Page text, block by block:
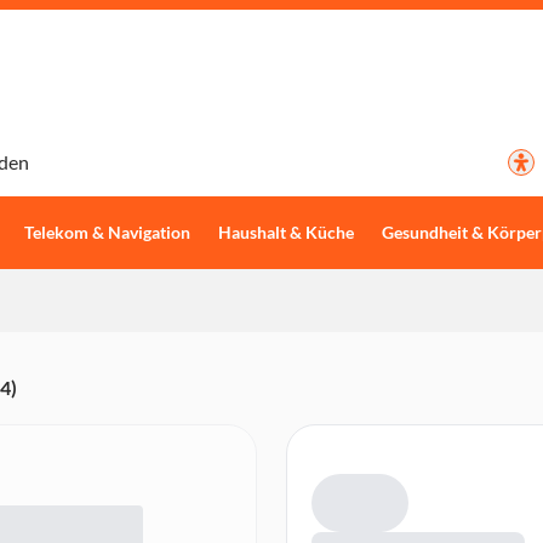
Telekom & Navigation Haushalt & Küche Gesundheit &